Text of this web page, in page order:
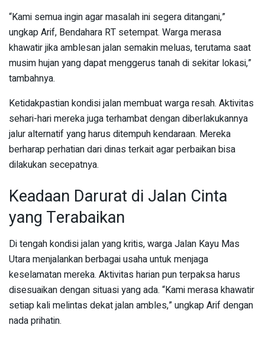
“Kami semua ingin agar masalah ini segera ditangani,”
ungkap Arif, Bendahara RT setempat. Warga merasa
khawatir jika amblesan jalan semakin meluas, terutama saat
musim hujan yang dapat menggerus tanah di sekitar lokasi,”
tambahnya.
Ketidakpastian kondisi jalan membuat warga resah. Aktivitas
sehari-hari mereka juga terhambat dengan diberlakukannya
jalur alternatif yang harus ditempuh kendaraan. Mereka
berharap perhatian dari dinas terkait agar perbaikan bisa
dilakukan secepatnya.
Keadaan Darurat di Jalan Cinta
yang Terabaikan
Di tengah kondisi jalan yang kritis, warga Jalan Kayu Mas
Utara menjalankan berbagai usaha untuk menjaga
keselamatan mereka. Aktivitas harian pun terpaksa harus
disesuaikan dengan situasi yang ada. “Kami merasa khawatir
setiap kali melintas dekat jalan ambles,” ungkap Arif dengan
nada prihatin.